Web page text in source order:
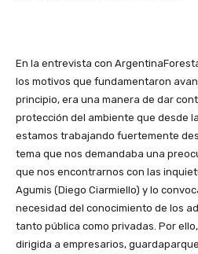
En la entrevista con
los motivos que fundamentaron
principio, era una manera de dar
protección del ambiente que desde la
estamos trabajando fuertemente
tema que nos demandaba una
que nos encontrarnos con las
Agumis (Diego Ciarmiello) y lo
necesidad del conocimiento de los
tanto pública como privadas. Por
dirigida a empresarios,